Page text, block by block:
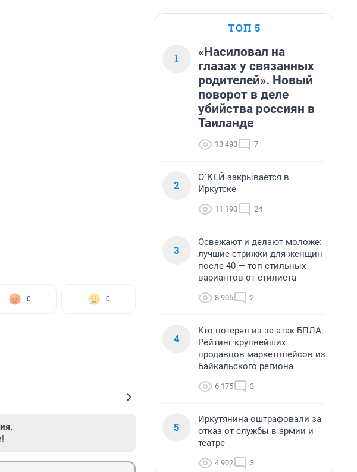
0 0
ТОП 5
1
«Насиловал на
глазах у связанных
родителей». Новый
поворот в деле
убийства россиян в
Таиланде
13 493 7
2
О`КЕЙ закрывается в
Иркутске
11 190 24
3
Освежают и делают моложе:
лучшие стрижки для женщин
после 40 — топ стильных
вариантов от стилиста
8 905 2
4
Кто потерял из-за атак БПЛА.
Рейтинг крупнейших
продавцов маркетплейсов из
Байкальского региона
6 175 3
5
Иркутянина оштрафовали за
отказ от службы в армии и
театре
4 902 3